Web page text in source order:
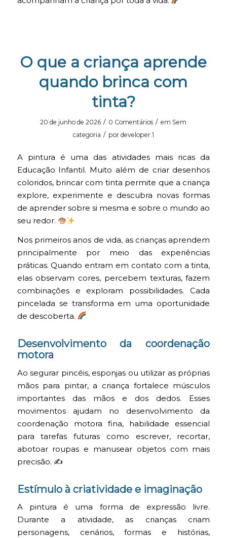
O que a criança aprende
quando brinca com
tinta?
20 de junho de 2026 / 0 Comentários / em Sem
categoria / por developer.1
A pintura é uma das atividades mais ricas da
Educação Infantil. Muito além de criar desenhos
coloridos, brincar com tinta permite que a criança
explore, experimente e descubra novas formas
de aprender sobre si mesma e sobre o mundo ao
seu redor.
Nos primeiros anos de vida, as crianças aprendem
principalmente por meio das experiências
práticas. Quando entram em contato com a tinta,
elas observam cores, percebem texturas, fazem
combinações e exploram possibilidades. Cada
pincelada se transforma em uma oportunidade
de descoberta.
Desenvolvimento da coordenação
motora
Ao segurar pincéis, esponjas ou utilizar as próprias
mãos para pintar, a criança fortalece músculos
importantes das mãos e dos dedos. Esses
movimentos ajudam no desenvolvimento da
coordenação motora fina, habilidade essencial
para tarefas futuras como escrever, recortar,
abotoar roupas e manusear objetos com mais
precisão. ✍️
Estímulo à criatividade e imaginação
A pintura é uma forma de expressão livre.
Durante a atividade, as crianças criam
personagens, cenários, formas e histórias,